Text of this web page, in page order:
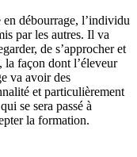
en débourrage, l’individu
par les autres. Il va
de s’approcher et
la façon dont l’éleveur
va avoir des
et particulièrement
se sera passé à
la formation.